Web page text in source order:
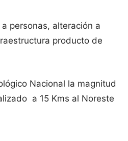
personas, alteración a
producto de
Nacional la magnitud
a 15 Kms al Noreste